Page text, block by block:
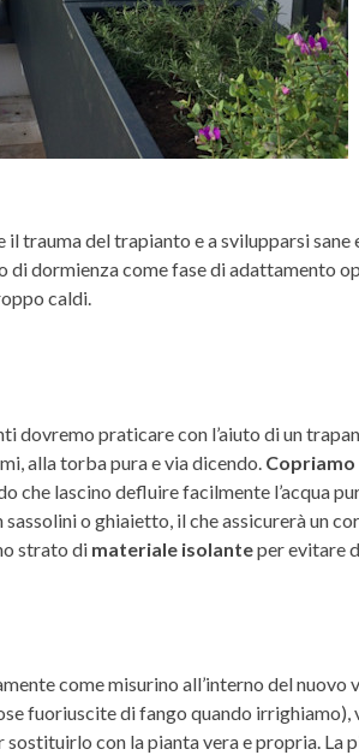
trauma del trapianto e a svilupparsi
di dormienza come fase di adattamento
caldi.
dovremo praticare con l’aiuto di un
alla torba pura e via dicendo.
che lascino defluire facilmente l’acqua
o ghiaietto, il che assicurerà un
strato di materiale isolanteper evitare
come misurino all’interno del nuovo
fuoriuscite di fango quando irrighiamo),
con la pianta vera e propria. La